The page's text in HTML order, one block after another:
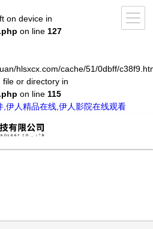
on device in
on line 127
hlsxcx.com/cache/51/0dbff/
or directory in
on line 115
伊人精品在线,伊人影院在线观看